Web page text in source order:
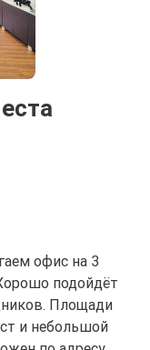
офис на 3
подойдёт
Площади
и небольшой